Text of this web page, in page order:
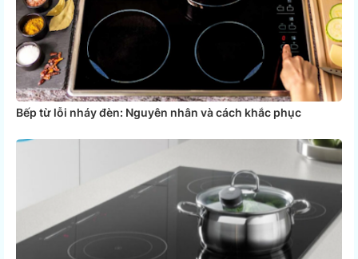
Bếp từ lỗi nháy đèn: Nguyên nhân và cách khắc phục